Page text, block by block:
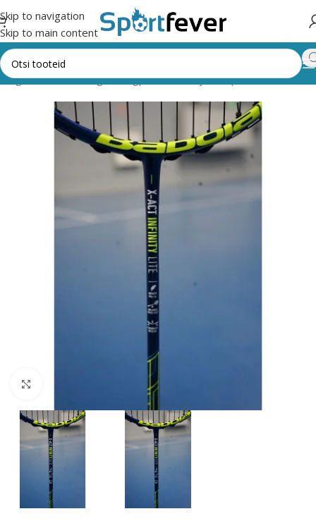
Skip to navigation
Skip to main content
Pallimängud Sulgpall Reketid ja komplektid Babolat
Suurendamiseks klõpsake